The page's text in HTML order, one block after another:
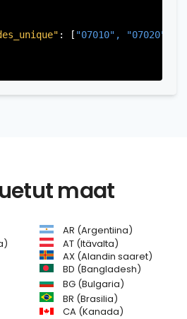
: [ "07010", "07020",
maat
AR (Argentiina)
AT (Itävalta)
AX (Alandin saaret)
BD (Bangladesh)
BG (Bulgaria)
BR (Brasilia)
CA (Kanada)